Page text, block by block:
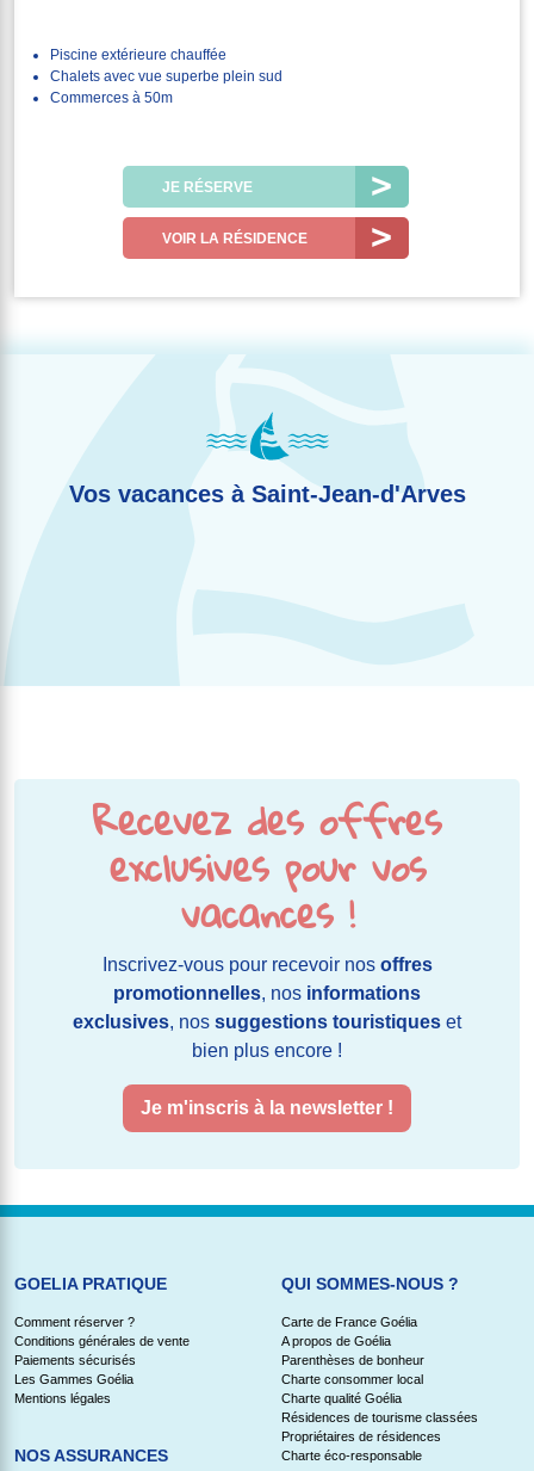
Piscine extérieure chauffée
Chalets avec vue superbe plein sud
Commerces à 50m
JE RÉSERVE
VOIR LA RÉSIDENCE
Vos vacances à Saint-Jean-d'Arves
Recevez des offres
exclusives pour vos
vacances !
Inscrivez-vous pour recevoir nos offres
promotionnelles, nos informations
exclusives, nos suggestions touristiques et
bien plus encore !
Je m'inscris à la newsletter !
GOELIA PRATIQUE
Comment réserver ?
Conditions générales de vente
Paiements sécurisés
Les Gammes Goélia
Mentions légales
NOS ASSURANCES
QUI SOMMES-NOUS ?
Carte de France Goélia
A propos de Goélia
Parenthèses de bonheur
Charte consommer local
Charte qualité Goélia
Résidences de tourisme classées
Propriétaires de résidences
Charte éco-responsable